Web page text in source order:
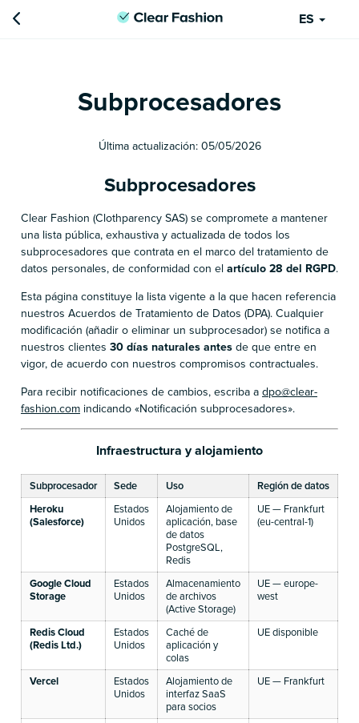
ES
Subprocesadores
Última actualización: 05/05/2026
Subprocesadores
Clear Fashion (Clothparency SAS) se compromete a mantener
una lista pública, exhaustiva y actualizada de todos los
subprocesadores que contrata en el marco del tratamiento de
datos personales, de conformidad con el artículo 28 del RGPD.
Esta página constituye la lista vigente a la que hacen referencia
nuestros Acuerdos de Tratamiento de Datos (DPA). Cualquier
modificación (añadir o eliminar un subprocesador) se notifica a
nuestros clientes 30 días naturales antes de que entre en
vigor, de acuerdo con nuestros compromisos contractuales.
Para recibir notificaciones de cambios, escriba a dpo@clear-
fashion.com indicando «Notificación subprocesadores».
Infraestructura y alojamiento
Subprocesador Sede Uso Región de datos
Heroku
(Salesforce)
Estados
Unidos
Alojamiento de
aplicación, base
de datos
PostgreSQL,
Redis
UE — Frankfurt
(eu-central-1)
Google Cloud
Storage
Estados
Unidos
Almacenamiento
de archivos
(Active Storage)
UE — europe-
west
Redis Cloud
(Redis Ltd.)
Estados
Unidos
Caché de
aplicación y
colas
UE disponible
Vercel
Estados
Unidos
Alojamiento de
interfaz SaaS
para socios
UE — Frankfurt